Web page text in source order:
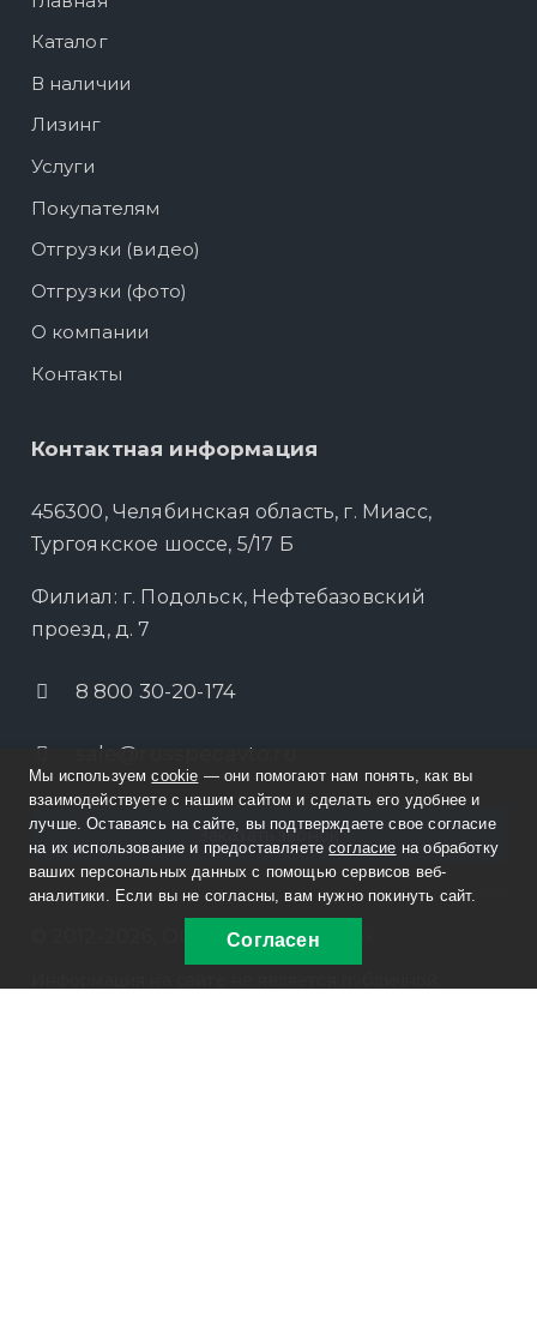
Каталог
В наличии
Лизинг
Услуги
Покупателям
Отгрузки (видео)
Отгрузки (фото)
О компании
Контакты
Контактная информация
456300, Челябинская область, г. Миасс,
Тургоякское шоссе, 5/17 Б
Филиал: г. Подольск, Нефтебазовский
проезд, д. 7
8 800 30-20-174
sale@russpecavto.ru
Заказать звонок
© 2012-2026, ООО «РусСпецАвто»
Мы используемcookie — они помогают нам понять, как вы
взаимодействуете с нашим сайтом и сделать его удобнее и
лучше. Оставаясь на сайте, вы подтверждаете свое согласие
на их использование и предоставляетесогласие на обработку
ваших персональных данных с помощью сервисов веб-
аналитики. Если вы не согласны, вам нужно покинуть сайт.
Согласен